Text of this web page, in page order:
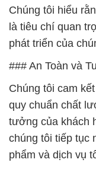
Chúng tôi hiểu
là tiêu chí quan
phát triển của
### An Toàn và
Chúng tôi cam
quy chuẩn chất
tưởng của khách
chúng tôi tiếp tục
phẩm và dịch vụ